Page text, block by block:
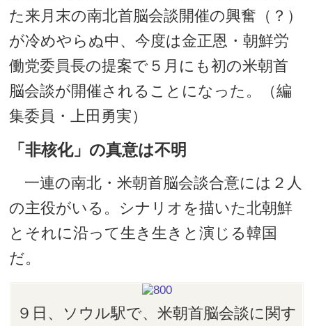
た来月末の南北首脳会談開催の興奮（？）
が冷めやらぬ中、今度は金正恩・朝鮮労
働党委員長の提案で５月にも初の米朝首
脳会談が開催されることになった。（編
集委員・上田勇実）
「非核化」の真意は不明
一連の南北・米朝首脳会談合意には２人
の主役がいる。シナリオを描いた北朝鮮
とそれに沿って生き生きと演じる韓国
だ。
９日、ソウル駅で、米朝首脳会談に関す